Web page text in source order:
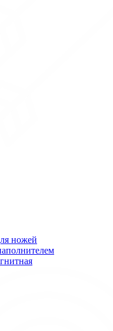
ножей